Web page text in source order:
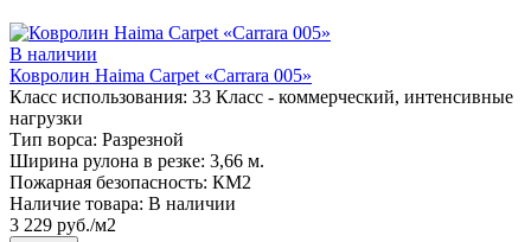
В наличии
Ковролин Haima Carpet «Carrara 005»
Класс использования: 33 Класс - коммерческий, интенсивные
нагрузки
Тип ворса: Разрезной
Ширина рулона в резке: 3,66 м.
Пожарная безопасность: КМ2
Наличие товара: В наличии
3 229 руб./м2